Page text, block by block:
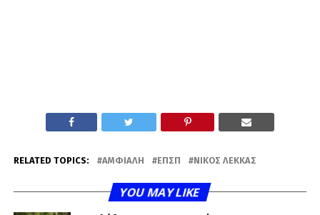
RELATED TOPICS: ΑΜΦΙΆΛΗ ΕΠΣΠ ΝΊΚΟΣ ΛΈΚΚΑΣ
YOU MAY LIKE